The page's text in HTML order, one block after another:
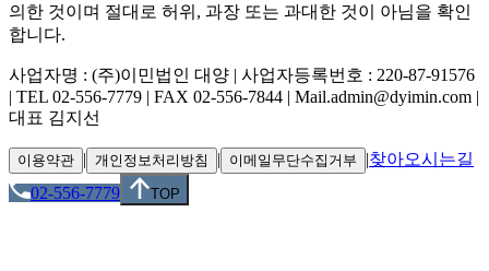
의한 것이며 절대로 허위, 과장 또는 과대한 것이 아님을 확인
합니다.
사업자명 : (주)이민법인 대양 | 사업자등록번호 : 220-87-91576
| TEL 02-556-7779 | FAX 02-556-7844 | Mail.admin@dyimin.com |
대표 김지선
이용약관 | 개인정보처리방침 | 이메일무단수집거부 |찾아오시는길
02-556-7779
TOP